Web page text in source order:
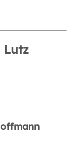
Lutz